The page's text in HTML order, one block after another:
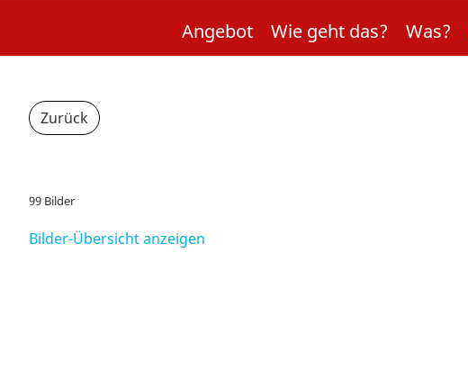
Angebot Wie geht das? Was?
Zurück
99 Bilder
Bilder-Übersicht anzeigen